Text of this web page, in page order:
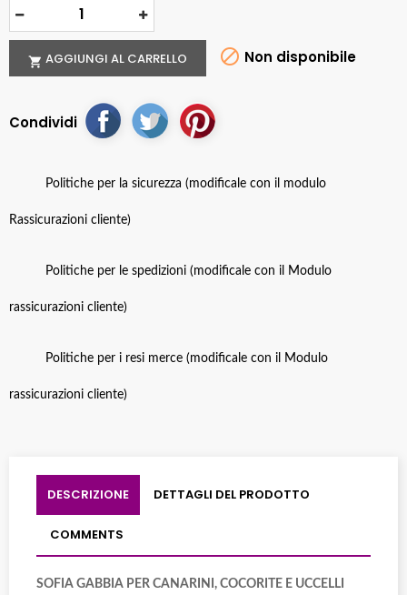
 AGGIUNGI AL CARRELLO  Non disponibile
Condividi
Politiche per la sicurezza (modificale con il modulo
Rassicurazioni cliente)
Politiche per le spedizioni (modificale con il Modulo
rassicurazioni cliente)
Politiche per i resi merce (modificale con il Modulo
rassicurazioni cliente)
DESCRIZIONE DETTAGLI DEL PRODOTTO
COMMENTS
SOFIA GABBIA PER CANARINI, COCORITE E UCCELLI